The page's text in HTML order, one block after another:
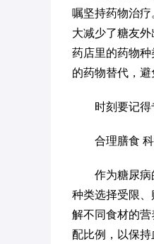
嘱坚持药物治
大减少了糖友
药店里的药物
的药物替代，避
时刻要记得
合理膳食
作为糖尿
种类选择受限
解不同食材的
配比例，以保持